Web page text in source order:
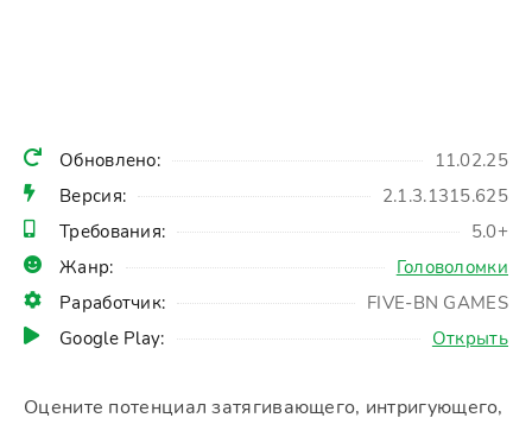
Обновлено:
11.02.25
Версия:
2.1.3.1315.625
Требования:
5.0+
Жанр:
Головоломки
Раработчик:
FIVE-BN GAMES
Google Play:
Открыть
Оцените потенциал затягивающего, интригующего,